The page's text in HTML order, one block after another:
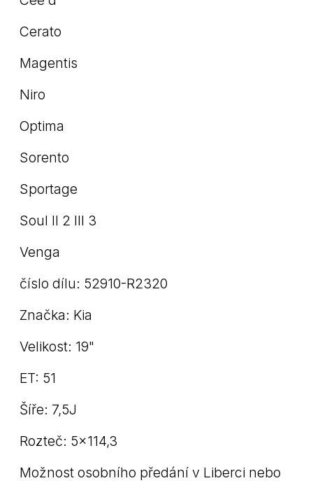
Cerato
Magentis
Niro
Optima
Sorento
Sportage
Soul II 2 III 3
Venga
číslo dílu: 52910-R2320
Značka: Kia
Velikost: 19"
ET: 51
Šíře: 7,5J
Rozteč: 5x114,3
Možnost osobního předání v Liberci nebo